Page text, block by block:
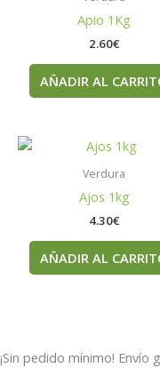
Apio 1Kg
2.60€
AÑADIR AL
Verdura
Ajos 1kg
4.30€
AÑADIR AL
¡Sin pedido mínimo!